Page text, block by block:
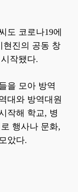
도 코로나19에
현진의 공동 창
작됐다.
을 모아 방역
대와 방역대원
작해 학교, 병
행사나 문화,
았다.